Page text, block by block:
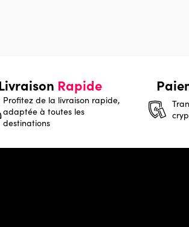
Rapide
Profitez de la livraison rapide,
adaptée à toutes les
destinations